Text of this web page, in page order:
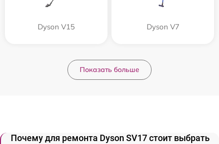
Dyson V15 Dyson V7
Показать больше
Почему для ремонта Dyson SV17 стоит выбрать